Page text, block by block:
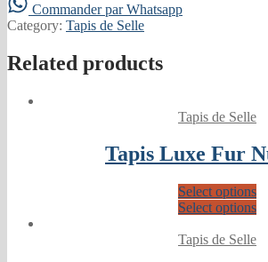
Commander par Whatsapp
Category: Tapis de Selle
Related products
Tapis de Selle
Tapis Luxe Fur
Select options
Select options
Tapis de Selle